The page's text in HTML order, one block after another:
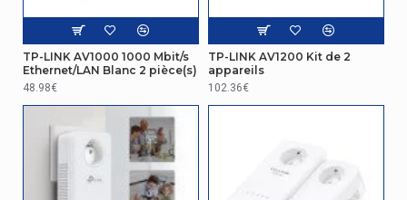
Hauteur de
l'emballage
10 cm
Emballage
2
Design
TP-LINK AV1000 1000 Mbit/s
Ethernet/LAN Blanc 2 pièce(s)
48.98€
TP-LINK AV1200 Kit de 2
appareils
102.36€